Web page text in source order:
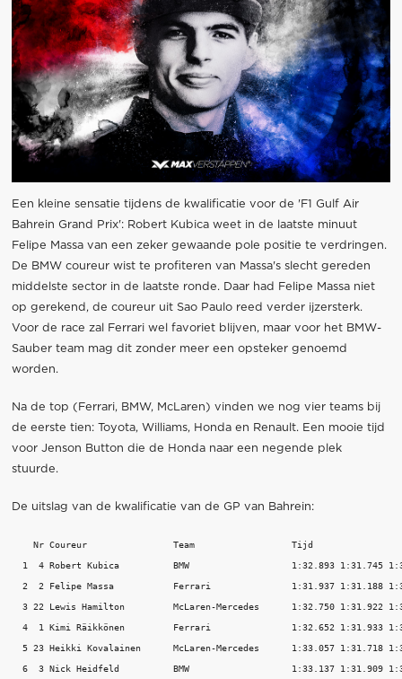
Een kleine sensatie tijdens de kwalificatie voor de 'F1 Gulf Air
Bahrein Grand Prix': Robert Kubica weet in de laatste minuut
Felipe Massa van een zeker gewaande pole positie te verdringen.
De BMW coureur wist te profiteren van Massa's slecht gereden
middelste sector in de laatste ronde. Daar had Felipe Massa niet
op gerekend, de coureur uit Sao Paulo reed verder ijzersterk.
Voor de race zal Ferrari wel favoriet blijven, maar voor het BMW-
Sauber team mag dit zonder meer een opsteker genoemd
worden.
Na de top (Ferrari, BMW, McLaren) vinden we nog vier teams bij
de eerste tien: Toyota, Williams, Honda en Renault. Een mooie tijd
voor Jenson Button die de Honda naar een negende plek
stuurde.
De uitslag van de kwalificatie van de GP van Bahrein:
    Nr Coureur                Team                  Tijd
1  4 Robert Kubica          BMW                   1:32.893 1:31.745
2  2 Felipe Massa           Ferrari               1:31.937 1:31.188
3 22 Lewis Hamilton         McLaren-Mercedes      1:32.750 1:31.922
4  1 Kimi Räikkönen         Ferrari               1:32.652 1:31.933
5 23 Heikki Kovalainen      McLaren-Mercedes      1:33.057 1:31.718
6  3 Nick Heidfeld          BMW                   1:33.137 1:31.909